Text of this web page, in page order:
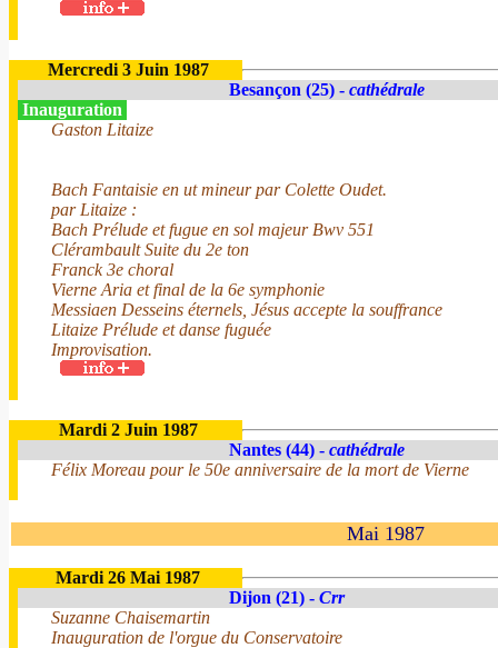
Mercredi 3 Juin 1987
Besançon (25) - cathédrale
Inauguration
Gaston Litaize
Bach Fantaisie en ut mineur par Colette Oudet.
par Litaize :
Bach Prélude et fugue en sol majeur Bwv 551
Clérambault Suite du 2e ton
Franck 3e choral
Vierne Aria et final de la 6e symphonie
Messiaen Desseins éternels, Jésus accepte la souffrance
Litaize Prélude et danse fuguée
Improvisation.
Mardi 2 Juin 1987
Nantes (44) - cathédrale
Félix Moreau pour le 50e anniversaire de la mort de Vierne
Mai 1987
Mardi 26 Mai 1987
Dijon (21) - Crr
Suzanne Chaisemartin
Inauguration de l'orgue du Conservatoire